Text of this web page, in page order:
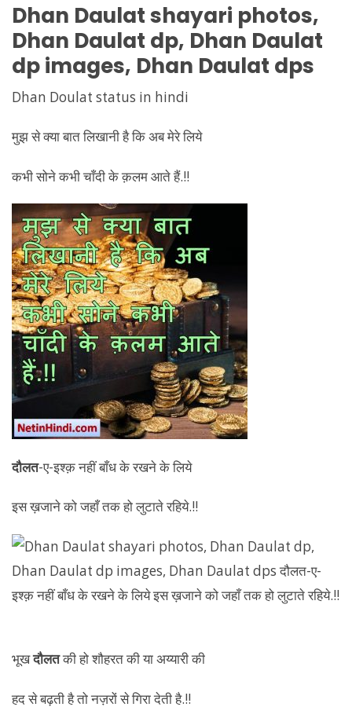
Dhan Daulatshayari photos,
Dhan Daulat dp, Dhan Daulat
dp images, Dhan Daulat dps
Dhan Doulat status in hindi
मुझ से क्या बात लिखानी है कि अब मेरे लिये
कभी सोने कभी चाँदी के क़लम आते हैं.!!
दौलत-ए-इश्‍क़ नहीं बाँध के रखने के लिये
इस ख़जाने को जहाँ तक हो लुटाते रहिये.!!
भूखदौलतकी हो शौहरत की या अय्यारी की
हद से बढ़ती है तो नज़रों से गिरा देती है.!!